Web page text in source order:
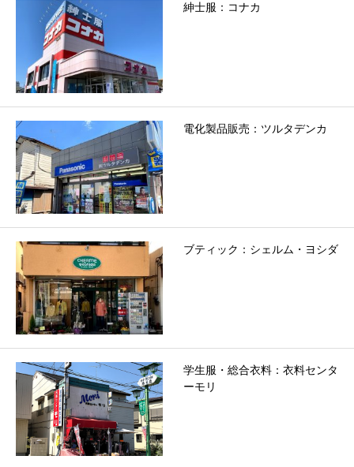
紳士服：コナカ
電化製品販売：ツルタデンカ
ブティック：シェルム・ヨシダ
学生服・総合衣料：衣料センタ
ーモリ